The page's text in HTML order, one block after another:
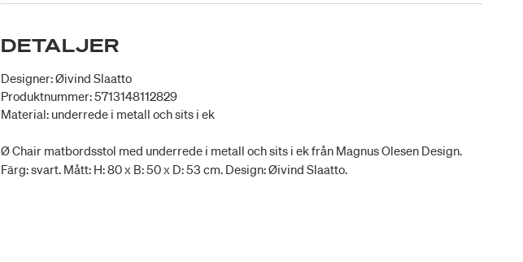
DETALJER
Designer: Øivind Slaatto
Produktnummer: 5713148112829
Material: underrede i metall och sits i ek
Ø Chair matbordsstol med underrede i metall och sits i ek från Magnus Olesen Design.
Färg: svart. Mått: H: 80 x B: 50 x D: 53 cm. Design: Øivind Slaatto.